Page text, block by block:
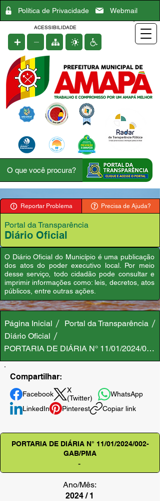
Política de Privacidade Webmail
ACESSIBILIDADE
Reportar Problema Precisa de Ajuda?
Portal da Transparência
Diário Oficial
O Diário Oficial do Município é uma publicação
dos atos do poder executivo local. Por meio
desse serviço, todo cidadão pode consultar e
imprimir informações como: leis, decretos, atos
públicos, entre outras ações.
Página Inicial
Portal da Transparência
Diário Oficial
PORTARIA DE DIÁRIA N° 11/01/2024/002-
Compartilhar:
Facebook
X
(Twitter)
WhatsApp
LinkedIn
Pinterest Copiar link
PORTARIA DE DIÁRIA N° 11/01/2024/002-
GAB/PMA
-
Ano/Mês:
2024 / 1